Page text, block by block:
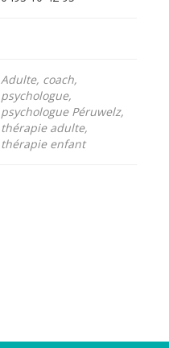
Adulte, coach,
psychologue,
psychologue Péruwelz,
thérapie adulte,
thérapie enfant